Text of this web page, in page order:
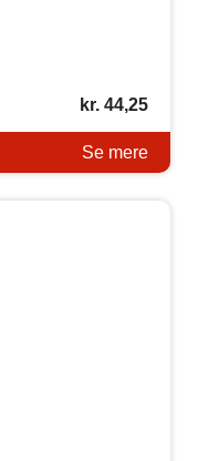
kr.44,25
Se mere